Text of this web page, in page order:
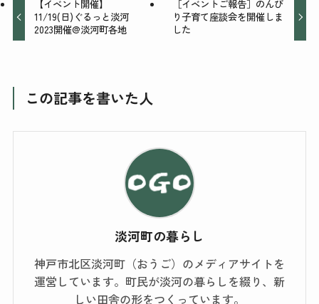
【イベント開催】
11/19(日)ぐるっと淡河
2023開催@淡河町各地
［イベントご報告］のんび
り子育て座談会を開催しま
した
この記事を書いた人
淡河町の暮らし
神戸市北区淡河町（おうご）のメディアサイトを
運営しています。町民が淡河の暮らしを綴り、新
しい田舎の形をつくっています。